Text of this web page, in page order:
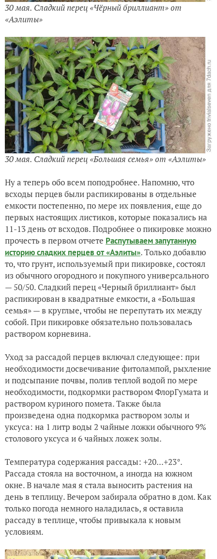
30 мая. Сладкий перец «Чёрный бриллиант» от
«Аэлиты»
30 мая. Сладкий перец «Большая семья» от «Аэлиты»
Ну а теперь обо всем поподробнее. Напомню, что
всходы перцев были распикированы в отдельные
емкости постепенно, по мере их появления, еще до
первых настоящих листиков, которые показались на
11-13 день от всходов. Подробнее о пикировке можно
прочесть в первом отчете Распутываем запутанную
историю сладких перцев от «Аэлиты». Только добавлю
то, что грунт, используемый при пикировке, состоял
из обычного огородного и покупного универсального
— 50/50. Сладкий перец «Черный бриллиант» был
распикирован в квадратные емкости, а «Большая
семья» — в круглые, чтобы не перепутать их между
собой. При пикировке обязательно пользовалась
раствором корневина.
Уход за рассадой перцев включал следующее: при
необходимости досвечивание фитолампой, рыхление
и подсыпание почвы, полив теплой водой по мере
необходимости, подкормки раствором ФлорГумата и
раствором куриного помета. Также была
произведена одна подкормка раствором золы и
уксуса: на 1 литр воды 2 чайные ложки обычного 9%
столового уксуса и 6 чайных ложек золы.
Температура содержания рассады: +20...+23°.
Рассада стояла на восточном, а иногда на южном
окне. В начале мая я стала выносить растения на
день в теплицу. Вечером забирала обратно в дом. Как
только погода немного наладилась, я оставила
рассаду в теплице, чтобы привыкала к новым
условиям.